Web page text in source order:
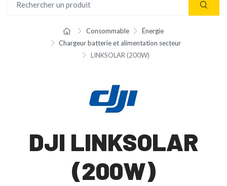
Consommable
Énergie
Chargeur batterie et alimentation secteur
LINKSOLAR (200W)
DJI LINKSOLAR
(200W)